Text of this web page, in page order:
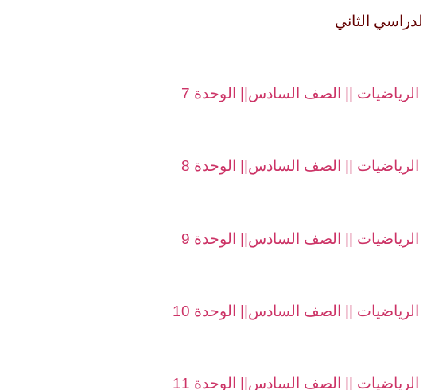
الثاني
|| الصف السادس|| الوحدة 7
|| الصف السادس|| الوحدة 8
|| الصف السادس|| الوحدة 9
|| الصف السادس|| الوحدة 10
|| الصف السادس|| الوحدة 11